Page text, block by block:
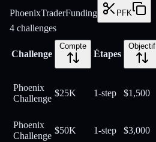
PhoenixTraderFunding PFK
4 challenges
Challenge
Compte
Étapes
Objectif
Phoenix
Challenge
$25K 1-step $1,500
Phoenix
Challenge
$50K 1-step $3,000